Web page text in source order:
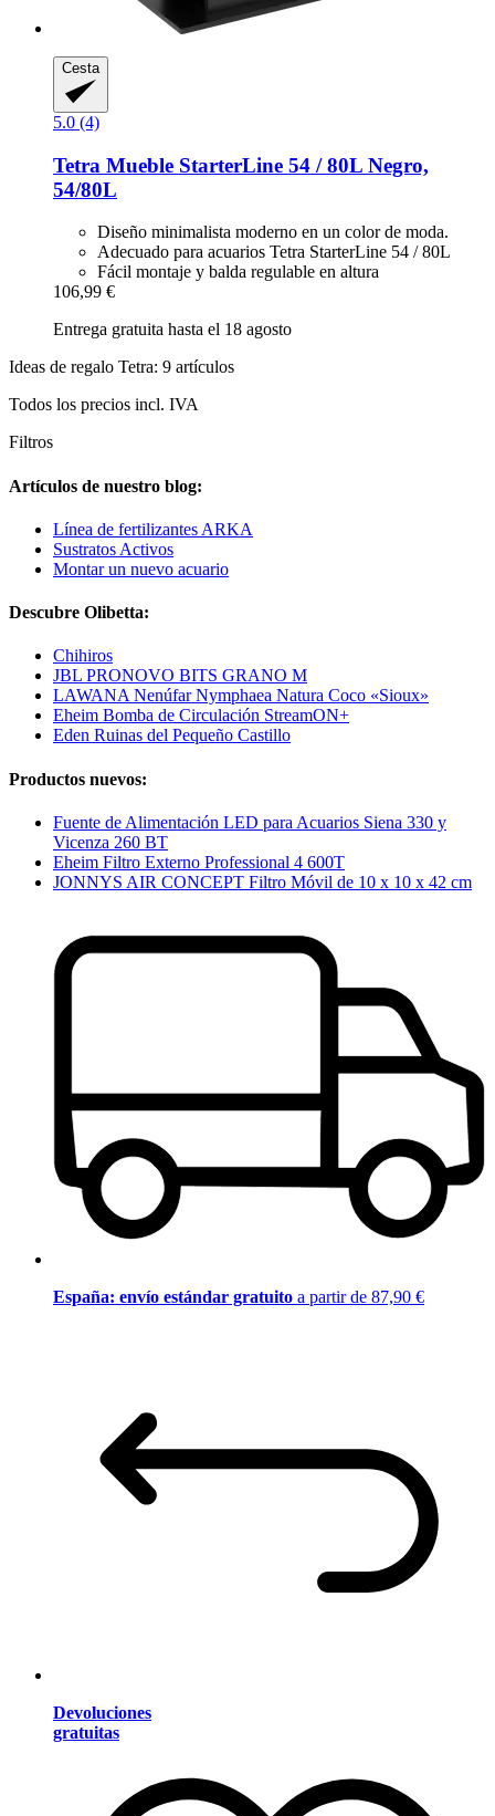
Cesta
5.0 (4)
Tetra Mueble StarterLine 54 / 80L Negro,
54/80L
Diseño minimalista moderno en un color de moda.
Adecuado para acuarios Tetra StarterLine 54 / 80L
Fácil montaje y balda regulable en altura
106,99 €
Entrega gratuita hasta el 18 agosto
Ideas de regalo Tetra: 9 artículos
Todos los precios incl. IVA
Filtros
Artículos de nuestro blog:
Línea de fertilizantes ARKA
Sustratos Activos
Montar un nuevo acuario
Descubre Olibetta:
Chihiros
JBL PRONOVO BITS GRANO M
LAWANA Nenúfar Nymphaea Natura Coco «Sioux»
Eheim Bomba de Circulación StreamON+
Eden Ruinas del Pequeño Castillo
Productos nuevos:
Fuente de Alimentación LED para Acuarios Siena 330 y
Vicenza 260 BT
Eheim Filtro Externo Professional 4 600T
JONNYS AIR CONCEPT Filtro Móvil de 10 x 10 x 42 cm
España: envío estándar gratuito a partir de 87,90 €
Devoluciones
gratuitas